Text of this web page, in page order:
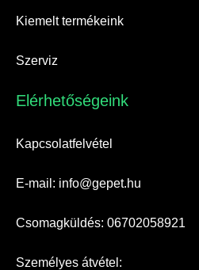
Kiemelt termékeink
Szerviz
Elérhetőségeink​
Kapcsolatfelvétel
E-mail: info@gepet.hu
Csomagküldés: 06702058921
Személyes átvétel: